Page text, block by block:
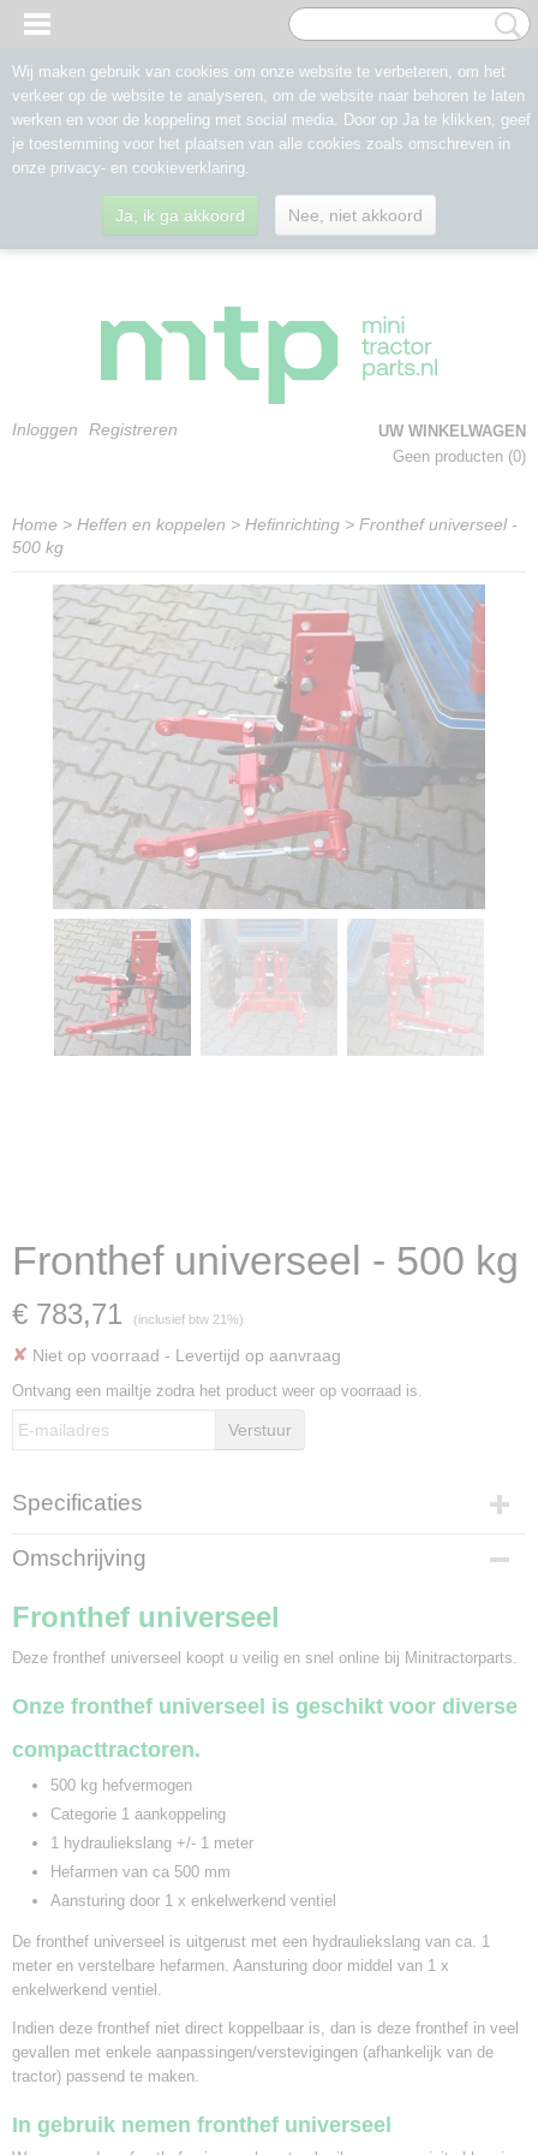
Inloggen Registreren
UW WINKELWAGEN
Geen producten (0)
Home > Heffen en koppelen > Hefinrichting > Fronthef universeel -
500 kg
Fronthef universeel - 500 kg
€ 783,71 (inclusief btw 21%)
✘ Niet op voorraad - Levertijd op aanvraag
Ontvang een mailtje zodra het product weer op voorraad is.
Verstuur
Specificaties
Bruto gewicht
61,00 Kg
Omschrijving
Fronthef universeel
Deze fronthef universeel koopt u veilig en snel online bij Minitractorparts.
Onze fronthef universeel is geschikt voor diverse
compacttractoren.
500 kg hefvermogen
Categorie 1 aankoppeling
1 hydrauliekslang +/- 1 meter
Hefarmen van ca 500 mm
Aansturing door 1 x enkelwerkend ventiel
De fronthef universeel is uitgerust met een hydrauliekslang van ca. 1
meter en verstelbare hefarmen. Aansturing door middel van 1 x
enkelwerkend ventiel.
Indien deze fronthef niet direct koppelbaar is, dan is deze fronthef in veel
gevallen met enkele aanpassingen/verstevigingen (afhankelijk van de
tractor) passend te maken.
In gebruik nemen fronthef universeel
Wij maken gebruik van cookies om onze website te verbeteren, om het
verkeer op de website te analyseren, om de website naar behoren te laten
werken en voor de koppeling met social media. Door op Ja te klikken, geef
je toestemming voor het plaatsen van alle cookies zoals omschreven in
onze privacy- en cookieverklaring.
Ja, ik ga akkoord Nee, niet akkoord